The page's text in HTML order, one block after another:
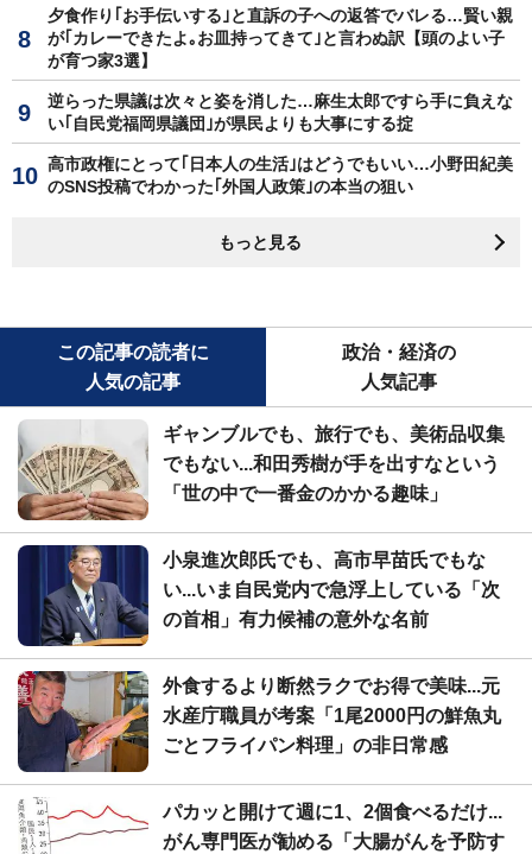
夕食作り｢お手伝いする｣と直訴の子への返答でバレる…賢い親
が｢カレーできたよ｡お皿持ってきて｣と言わぬ訳【頭のよい子
が育つ家3選】
逆らった県議は次々と姿を消した…麻生太郎ですら手に負えな
い｢自民党福岡県議団｣が県民よりも大事にする掟
高市政権にとって｢日本人の生活｣はどうでもいい…小野田紀美
のSNS投稿でわかった｢外国人政策｣の本当の狙い
もっと見る
この記事の読者に
人気の記事
政治・経済の
人気記事
ギャンブルでも、旅行でも、美術品収集
でもない...和田秀樹が手を出すなという
「世の中で一番金のかかる趣味」
小泉進次郎氏でも、高市早苗氏でもな
い...いま自民党内で急浮上している「次
の首相」有力候補の意外な名前
外食するより断然ラクでお得で美味...元
水産庁職員が考案「1尾2000円の鮮魚丸
ごとフライパン料理」の非日常感
パカッと開けて週に1、2個食べるだけ...
がん専門医が勧める「大腸がんを予防す